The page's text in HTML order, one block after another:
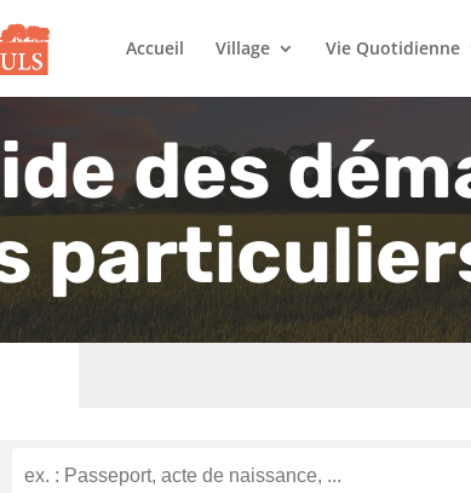
Accueil Village Vie Quotidienne
des